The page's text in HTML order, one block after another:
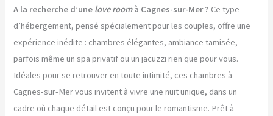
A la recherche d’une love roomà Cagnes-sur-Mer ? Ce type
d’hébergement, pensé spécialement pour les couples, offre une
expérience inédite : chambres élégantes, ambiance tamisée,
parfois même un spa privatif ou un jacuzzi rien que pour vous.
Idéales pour se retrouver en toute intimité, ces chambres à
Cagnes-sur-Mer vous invitent à vivre une nuit unique, dans un
cadre où chaque détail est conçu pour le romantisme. Prêt à